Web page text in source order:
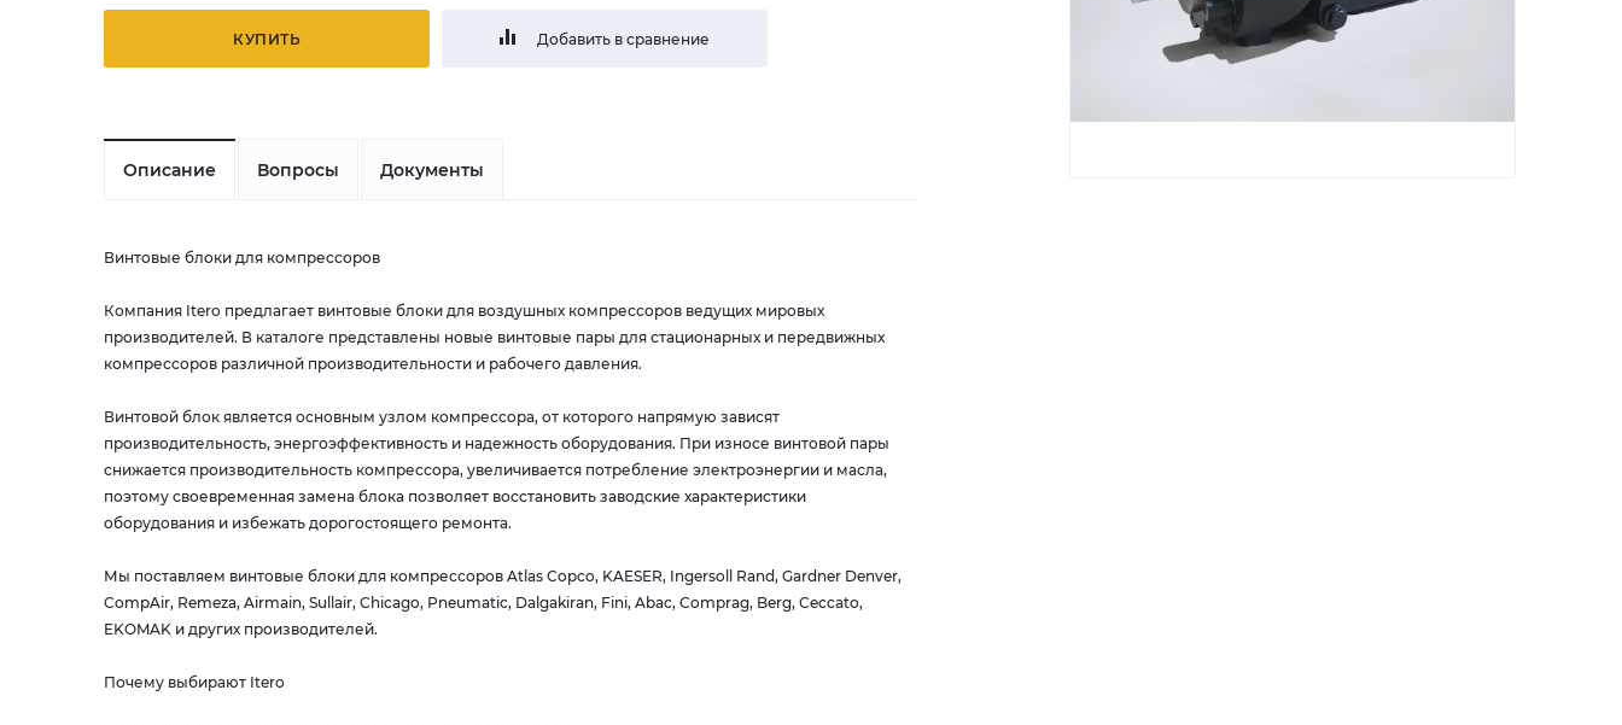
КУПИТЬ Добавить в сравнение
Описание Вопросы Документы
Винтовые блоки для компрессоров
Компания Itero предлагает винтовые блоки для воздушных компрессоров ведущих мировых
производителей. В каталоге представлены новые винтовые пары для стационарных и передвижных
компрессоров различной производительности и рабочего давления.
Винтовой блок является основным узлом компрессора, от которого напрямую зависят
производительность, энергоэффективность и надежность оборудования. При износе винтовой пары
снижается производительность компрессора, увеличивается потребление электроэнергии и масла,
поэтому своевременная замена блока позволяет восстановить заводские характеристики
оборудования и избежать дорогостоящего ремонта.
Мы поставляем винтовые блоки для компрессоров Atlas Copco, KAESER, Ingersoll Rand, Gardner Denver,
CompAir, Remeza, Airmain, Sullair, Chicago, Pneumatic, Dalgakiran, Fini, Abac, Comprag, Berg, Ceccato,
EKOMAK и других производителей.
Почему выбирают Itero